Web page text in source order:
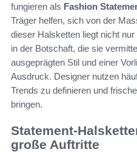
fungieren als Fashion
Träger helfen, sich von der
dieser Halsketten liegt nicht
in der Botschaft, die sie
ausgeprägten Stil und einer
Ausdruck. Designer nutzen
Trends zu definieren und
bringen.
Statement-
große Auftritte